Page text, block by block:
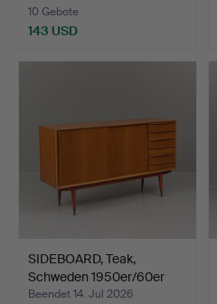
10 Gebote
143 USD
SIDEBOARD, Teak,
Schweden 1950er/60er
Jahr…
Beendet 14. Jul 2026